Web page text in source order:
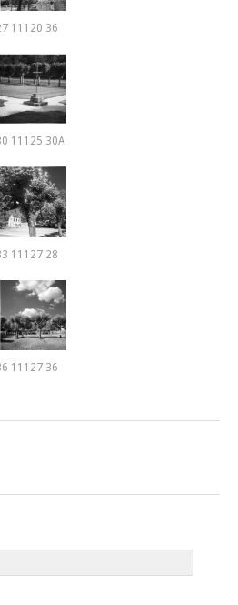
11120 36
11125 30A
11127 28
11127 36